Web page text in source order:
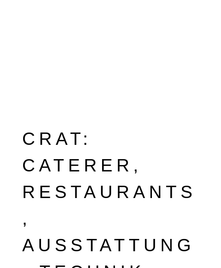
CRAT:
CATERER,
RESTAURANTS
,
AUSSTATTUNG